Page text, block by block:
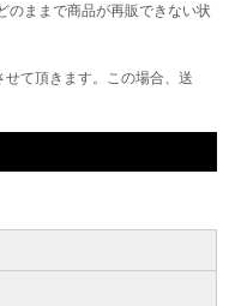
ままで商品が再販できない状
て頂きます。この場合、送